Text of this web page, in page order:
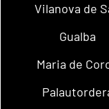
Vilanova de
Gualba
Maria de